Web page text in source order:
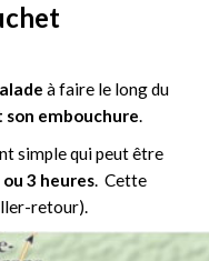
à faire le long du
son embouchure.
simple qui peut être
ou 3 heures. Cette
retour).